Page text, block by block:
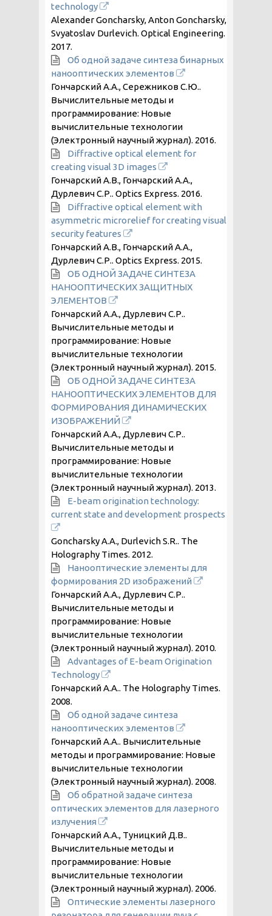
technology
Alexander Goncharsky, Anton Goncharsky,
Svyatoslav Durlevich. Optical Engineering.
2017.
Об одной задаче синтеза бинарных
нанооптических элементов
Гончарский А.А., Сережников С.Ю..
Вычислительные методы и
программирование: Новые
вычислительные технологии
(Электронный научный журнал). 2016.
Diffractive optical element for
creating visual 3D images
Гончарский А.В., Гончарский А.А.,
Дурлевич С.Р.. Optics Express. 2016.
Diffractive optical element with
asymmetric microrelief for creating visual
security features
Гончарский А.В., Гончарский А.А.,
Дурлевич С.Р.. Optics Express. 2015.
ОБ ОДНОЙ ЗАДАЧЕ СИНТЕЗА
НАНООПТИЧЕСКИХ ЗАЩИТНЫХ
ЭЛЕМЕНТОВ
Гончарский А.А., Дурлевич С.Р..
Вычислительные методы и
программирование: Новые
вычислительные технологии
(Электронный научный журнал). 2015.
ОБ ОДНОЙ ЗАДАЧЕ СИНТЕЗА
НАНООПТИЧЕСКИХ ЭЛЕМЕНТОВ ДЛЯ
ФОРМИРОВАНИЯ ДИНАМИЧЕСКИХ
ИЗОБРАЖЕНИЙ
Гончарский А.А., Дурлевич С.Р..
Вычислительные методы и
программирование: Новые
вычислительные технологии
(Электронный научный журнал). 2013.
E-beam origination technology:
current state and development prospects
Goncharsky A.A., Durlevich S.R.. The
Holography Times. 2012.
Нанооптические элементы для
формирования 2D изображений
Гончарский А.А., Дурлевич С.Р..
Вычислительные методы и
программирование: Новые
вычислительные технологии
(Электронный научный журнал). 2010.
Advantages of E-beam Origination
Technology
Гончарский А.А.. The Holography Times.
2008.
Об одной задаче синтеза
нанооптических элементов
Гончарский А.А.. Вычислительные
методы и программирование: Новые
вычислительные технологии
(Электронный научный журнал). 2008.
Об обратной задаче синтеза
оптических элементов для лазерного
излучения
Гончарский А.А., Туницкий Д.В..
Вычислительные методы и
программирование: Новые
вычислительные технологии
(Электронный научный журнал). 2006.
Оптические элементы лазерного